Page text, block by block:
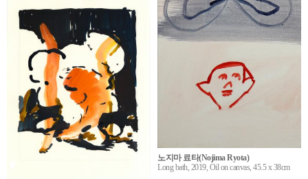
노지마 료타(Nojima Ryota)
Long bath, 2019, Oil on canvas, 45.5 x 38cm